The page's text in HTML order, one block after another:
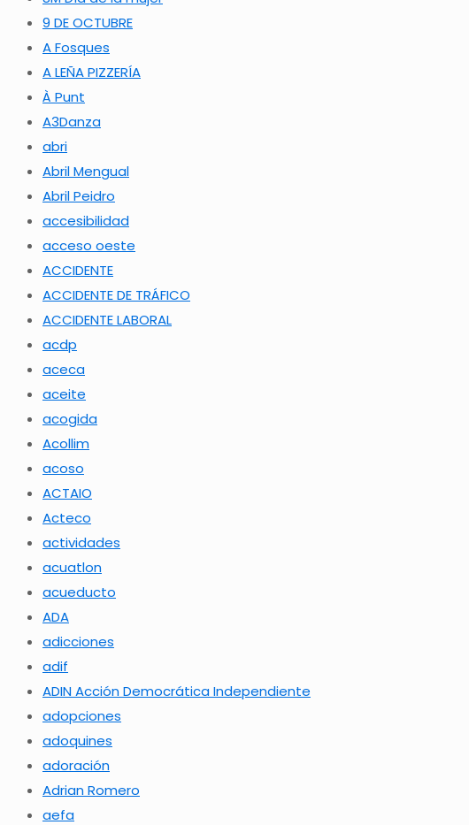
9 DE OCTUBRE
A Fosques
A LEÑA PIZZERÍA
À Punt
A3Danza
abri
Abril Mengual
Abril Peidro
accesibilidad
acceso oeste
ACCIDENTE
ACCIDENTE DE TRÁFICO
ACCIDENTE LABORAL
acdp
aceca
aceite
acogida
Acollim
acoso
ACTAIO
Acteco
actividades
acuatlon
acueducto
ADA
adicciones
adif
ADIN Acción Democrática Independiente
adopciones
adoquines
adoración
Adrian Romero
aefa